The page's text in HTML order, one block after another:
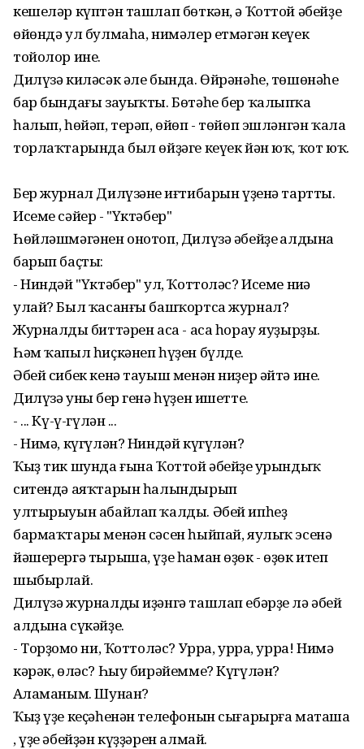
кешеләр күптән ташлап бөткән, ә Ҡоттой әбейҙең
өйөндә ул булмаһа, нимәлер етмәгән кеүек
тойолор ине.
Дилүзә киләсәк әле бында. Өйрәнәһе, төшөнәһе
бар бындағы зауыҡты. Бөтәһе бер ҡалыпҡа
һалып, һөйәп, терәп, өйөп - төйөп эшләнгән ҡала
торлаҡтарында был өйҙәге кеүек йән юҡ, ҡот юҡ.
Бер журнал Дилүзәнең иғтибарын үҙенә тартты.
Исеме сәйер - "Үктәбер"
Һөйләшмәгәнен онотоп, Дилүзә әбейҙең алдына
барып баҫты:
- Ниндәй "Үктәбер" ул, Ҡоттоләс? Исеме ниңә
улай? Был ҡасанғы башҡортса журнал?
Журналдың биттәрен аса - аса һорау яуҙырҙы.
Һәм ҡапыл һиҫкәнеп һүҙен бүлде.
Әбей сибек кенә тауыш менән ниҙер әйтә ине.
Дилүзә уның бер генә һүҙен ишетте.
- ... Кү-ү-гүлән ...
- Нимә, күгүлән? Ниндәй күгүлән?
Ҡыҙ тик шунда ғына Ҡоттой әбейҙең урындыҡ
ситендә аяҡтарын һалындырып
ултырыуын абайлап ҡалды. Әбей ипһеҙ
бармаҡтары менән сәсен һыйпай, яулыҡ эсенә
йәшерергә тырыша, үҙе һаман өҙөк - өҙөк итеп
шыбырлай.
Дилүзә журналды иҙәнгә ташлап ебәрҙе лә әбей
алдына сүкәйҙе.
- Торҙоңмо ни, Ҡоттоләс? Урра, урра, урра! Нимә
кәрәк, өләс? Һыу бирәйемме? Күгүлән?
Аңламаным. Шунан?
Ҡыҙ үҙе кеҫәһенән телефонын сығарырға маташа
, үҙе әбейҙән күҙҙәрен алмай.